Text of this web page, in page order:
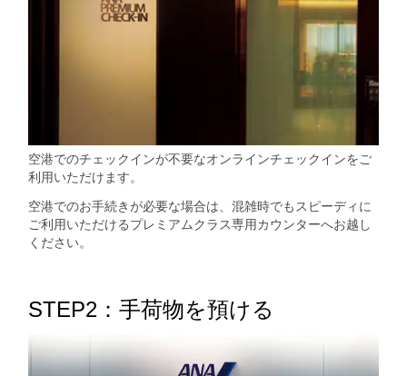
空港でのチェックインが不要なオンラインチェックインをご
利用いただけます。
空港でのお手続きが必要な場合は、混雑時でもスピーディに
ご利用いただけるプレミアムクラス専用カウンターへお越し
ください。
STEP2：手荷物を預ける